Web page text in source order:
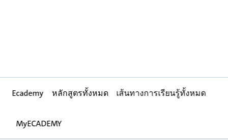
Ecademy หลักสูตรทั้งหมด เส้นทางการเรียนรู้ทั้งหมด
MyECADEMY